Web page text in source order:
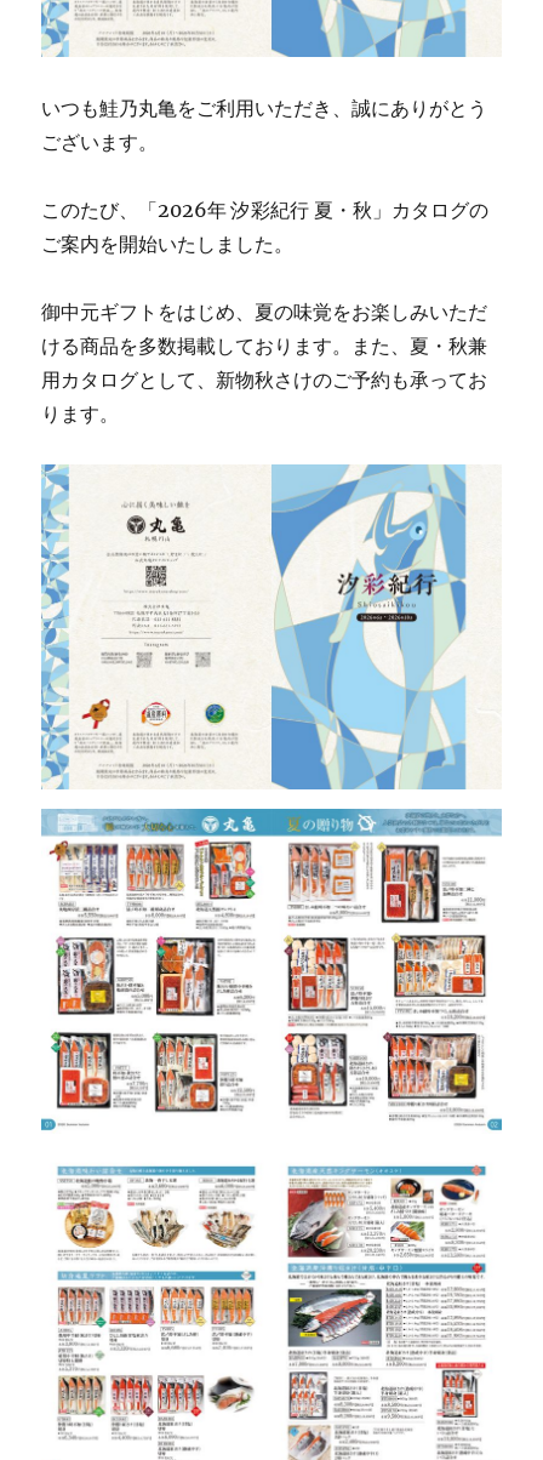
いつも鮭乃丸亀をご利用いただき、誠にありがとう
ございます。
このたび、「2026年 汐彩紀行 夏・秋」カタログの
ご案内を開始いたしました。
御中元ギフトをはじめ、夏の味覚をお楽しみいただ
ける商品を多数掲載しております。また、夏・秋兼
用カタログとして、新物秋さけのご予約も承ってお
ります。